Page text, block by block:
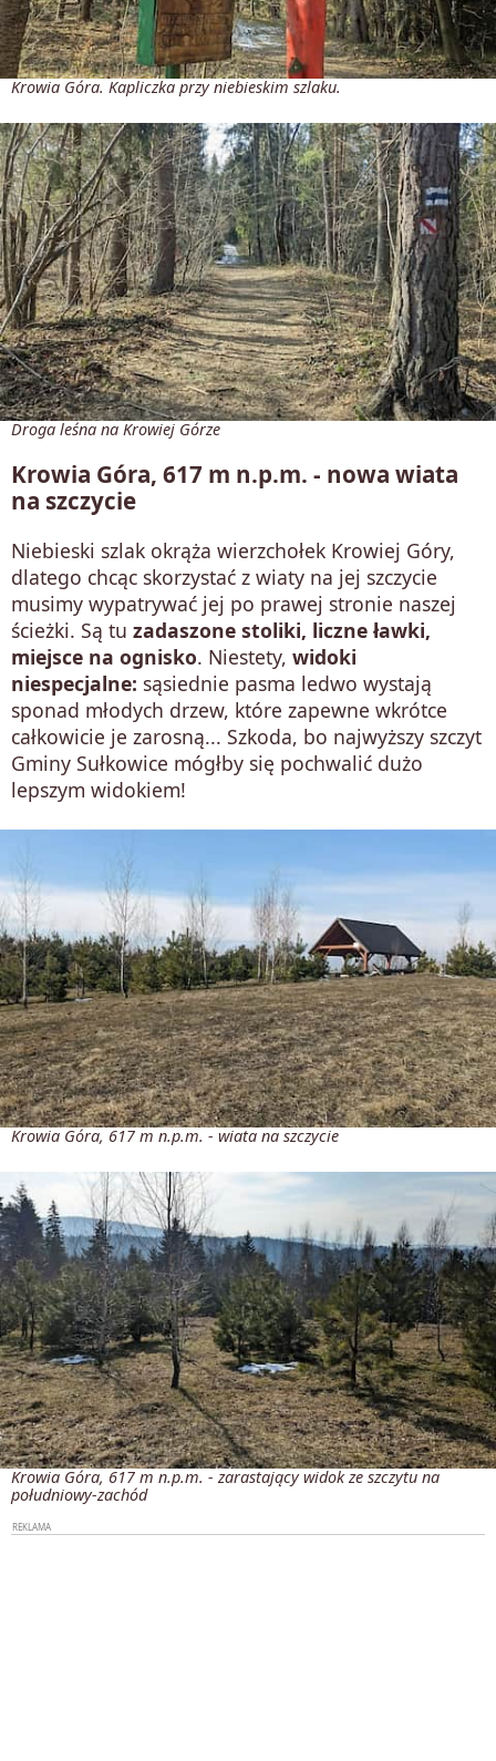
Krowia Góra. Kapliczka przy niebieskim szlaku.
Droga leśna na Krowiej Górze
Krowia Góra, 617 m n.p.m. - nowa wiata
na szczycie
Niebieski szlak okrąża wierzchołek Krowiej Góry,
dlatego chcąc skorzystać z wiaty na jej szczycie
musimy wypatrywać jej po prawej stronie naszej
ścieżki. Są tu zadaszone stoliki, liczne ławki,
miejsce na ognisko. Niestety, widoki
niespecjalne: sąsiednie pasma ledwo wystają
sponad młodych drzew, które zapewne wkrótce
całkowicie je zarosną... Szkoda, bo najwyższy szczyt
Gminy Sułkowice mógłby się pochwalić dużo
lepszym widokiem!
Krowia Góra, 617 m n.p.m. - wiata na szczycie
Krowia Góra, 617 m n.p.m. - zarastający widok ze szczytu na
południowy-zachód